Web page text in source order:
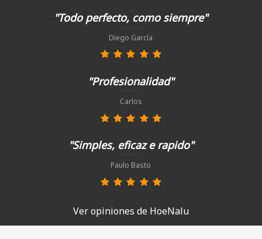
"Todo perfecto, como siempre"
Diego García
"Profesionalidad"
Carlos
"Simples, eficaz e rapido"
Paulo Basto
Ver opiniones de HoeNalu